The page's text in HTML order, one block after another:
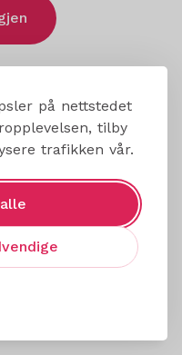
på nettstedet
tilby
trafikken vår.